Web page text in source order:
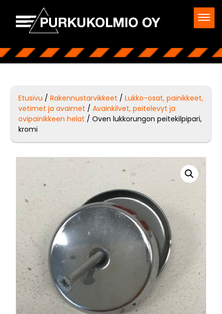
Etusivu /Rakennustarvikkeet /Lukko-osat, painikkeet,
vetimet ja avaimet /Avainkilvet, peitelevyt ja
ovipainikkeen helat / Oven lukkorungon peitekilpipari,
kromi